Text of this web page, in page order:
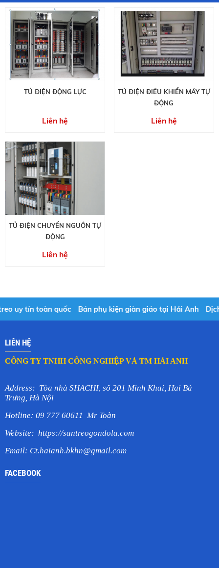
TỦ ĐIỆN ĐỘNG LỰC
Liên hệ
TỦ ĐIỆN ĐIỀU KHIỂN MÁY TỰ
ĐỘNG
Liên hệ
TỦ ĐIỆN CHUYỂN NGUỒN TỰ
ĐỘNG
Liên hệ
uy tín toàn quốc Bán phụ kiện giàn giáo tại Hải Anh Dịch
LIÊN HỆ
CÔNG TY TNHH CÔNG NGHIỆP VÀ TM HẢI ANH
Address: Tòa nhà SHACHI, số 201 Minh Khai, Hai Bà
Trưng, Hà Nội
Hotline: 09 777 60611 Mr Toàn
Website: https://santreogondola.com
Email: Ct.haianh.bkhn@gmail.com
FACEBOOK